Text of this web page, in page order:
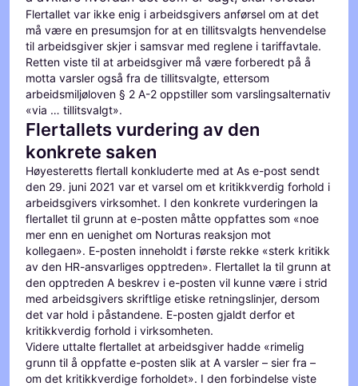
Flertallet var ikke enig i arbeidsgivers anførsel om at det
må være en presumsjon for at en tillitsvalgts henvendelse
til arbeidsgiver skjer i samsvar med reglene i tariffavtale.
Retten viste til at arbeidsgiver må være forberedt på å
motta varsler også fra de tillitsvalgte, ettersom
arbeidsmiljøloven § 2 A-2 oppstiller som varslingsalternativ
«via … tillitsvalgt».
Flertallets vurdering av den
konkrete saken
Høyesteretts flertall konkluderte med at As e-post sendt
den 29. juni 2021 var et varsel om et kritikkverdig forhold i
arbeidsgivers virksomhet. I den konkrete vurderingen la
flertallet til grunn at e-posten måtte oppfattes som «noe
mer enn en uenighet om Norturas reaksjon mot
kollegaen». E-posten inneholdt i første rekke «sterk kritikk
av den HR-ansvarliges opptreden». Flertallet la til grunn at
den opptreden A beskrev i e-posten vil kunne være i strid
med arbeidsgivers skriftlige etiske retningslinjer, dersom
det var hold i påstandene. E-posten gjaldt derfor et
kritikkverdig forhold i virksomheten.
Videre uttalte flertallet at arbeidsgiver hadde «rimelig
grunn til å oppfatte e-posten slik at A varsler – sier fra –
om det kritikkverdige forholdet». I den forbindelse viste